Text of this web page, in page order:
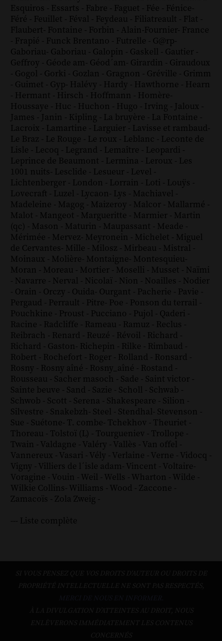
Esquiros - Essarts - Fabre - Faguet - Fée - Fénice-
Féré - Feuillet - Féval - Feydeau - Filiatreault - Flat -
Flaubert- Fontaine - Forbin - Alain-Fournier- France
- Frapié - Funck Brentano - Futrelle - G@rp-
Gaboriau- Gaboriau - Galopin - Gaskell - Gautier -
Geffroy - Géode am- Géod´am- Girardin - Giraudoux
- Gogol - Gorki - Gozlan - Gragnon - Gréville - Grimm
- Guimet - Gyp- Halévy - Hardy - Hawthorne - Hearn
- Hermant - Hirsch - Hoffmann - Homère-
Houssaye - Huc - Huchon - Hugo - Irving - Jaloux -
James - Janin - Kipling - La bruyère - La Fontaine -
Lacroix - Lamartine - Larguier - Lavisse et rambaud-
Le Braz - Le Rouge - Le roux - Leblanc - Leconte de
Lisle - Lecoq - Legrand - Lemaître - Leopardi -
Leprince de Beaumont - Lermina - Leroux - Les
1001 nuits- Lesclide - Lesueur - Level -
Lichtenberger - London - Lorrain - Loti - Louÿs -
Lovecraft - Luzel - Lycaon- Lys - Machiavel -
Madeleine - Magog - Maizeroy - Malcor - Mallarmé -
Malot - Mangeot - Margueritte - Marmier - Martin
(qc) - Mason - Maturin - Maupassant - Meade -
Mérimée - Mervez- Meyronein - Michelet - Miguel
de Cervantes- Mille - Milosz - Mirbeau - Mistral -
Moinaux - Molière- Montaigne- Montesquieu-
Moran - Moreau - Mortier - Moselli - Musset - Naïmi
- Navarre - Nerval - Nicolaï - Nion - Noailles - Nodier
- Orain - Orczy - Ouida- Ourgant - Pacherie - Pavie -
Pergaud - Perrault - Pitre- Poe - Ponson du terrail -
Pouchkine - Proust - Pucciano - Pujol - Qaderi -
Racine - Radcliffe - Rameau - Ramuz - Reclus -
Reibrach - Renard - Reuzé - Révoil - Richard -
Richard - Gaston- Richepin - Rilke - Rimbaud -
Robert - Rochefort - Roger - Rolland - Ronsard -
Rosny - Rosny aîné - Rosny_aîné - Rostand -
Rousseau - Sacher masoch - Sade - Saint victor -
Sainte beuve - Sand - Sazie - Scholl - Schwab -
Schwob - Scott - Serena - Shakespeare - Silion -
Silvestre - Snakebzh- Steel - Stendhal- Stevenson -
Sue - Suétone- T. combe- Tchekhov - Theuriet -
Thoreau - Tolstoï (L) - Tourgueniev - Trollope -
Twain - Valdagne - Valéry - Vallès - Van offel -
Vannereux - Vasari - Vély - Verlaine - Verne - Vidocq -
Vigny - Villiers de l´isle adam- Vincent - Voltaire-
Voragine - Vouin - Weil - Wells - Wharton - Wilde -
Wilkie Collins- Williams - Wood - Zaccone -
Zamacoïs - Zola Zweig -
--- Liste complète